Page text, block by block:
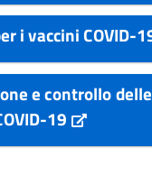
i vaccini COVID-
e controllo
19